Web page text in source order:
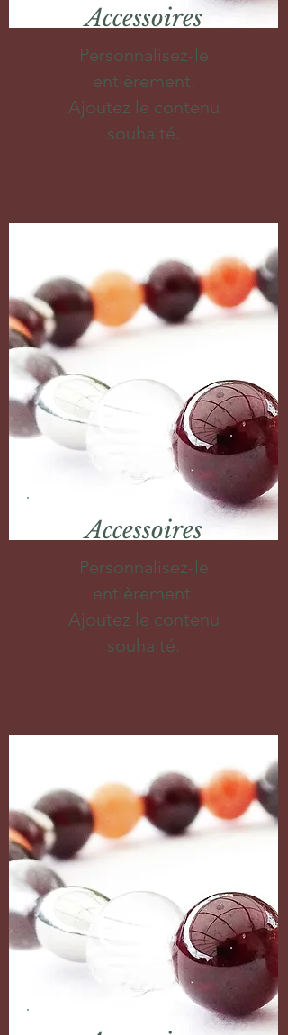
Accessoires
Personnalisez-le
entièrement.
Ajoutez le contenu
souhaité.
Accessoires
Personnalisez-le
entièrement.
Ajoutez le contenu
souhaité.